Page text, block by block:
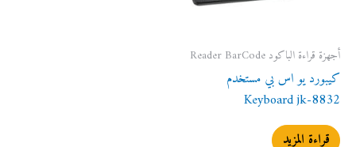
أجهزة قراءة الباكود Reader BarCode
كيبورد يو اس بي مستخدم
Keyboard jk-8832
قراءة المزيد